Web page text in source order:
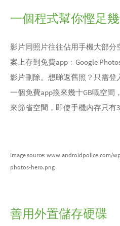
一個程式幫你慳足
影片同照片往往佔用手機大部
案上存到免費app﹕Google
影片刪除。想睇返舊照？只需登
一個免費app換來幾十GB嘅空間
來節省空間，即使手機內存只有
Image source: www.androidpolice.com/
photos-hero.png
善用外置儲存硬碟